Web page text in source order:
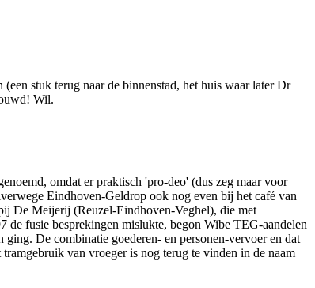
stuk terug naar de binnenstad, het huis waar later Dr
Wil.
omdat er praktisch 'pro-deo' (dus zeg maar voor
Eindhoven-Geldrop ook nog even bij het café van
De Meijerij (Reuzel-Eindhoven-Veghel), die met
de fusie besprekingen mislukte, begon Wibe TEG-aandelen
De combinatie goederen- en personen-vervoer en dat
van vroeger is nog terug te vinden in de naam